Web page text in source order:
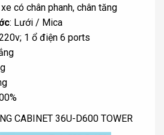
có chân phanh, chân tăng
: Lưới / Mica
1 ổ điện 6 ports
CABINET 36U-D600 TOWER